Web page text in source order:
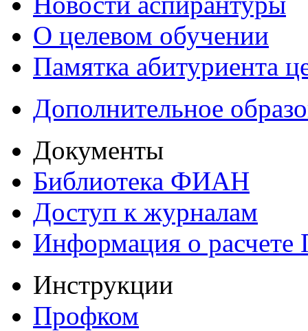
О целевом обучении
Памятка абитуриента
Дополнительное
Документы
Библиотека ФИАН
Доступ к журналам
Информация о
Инструкции
Профком